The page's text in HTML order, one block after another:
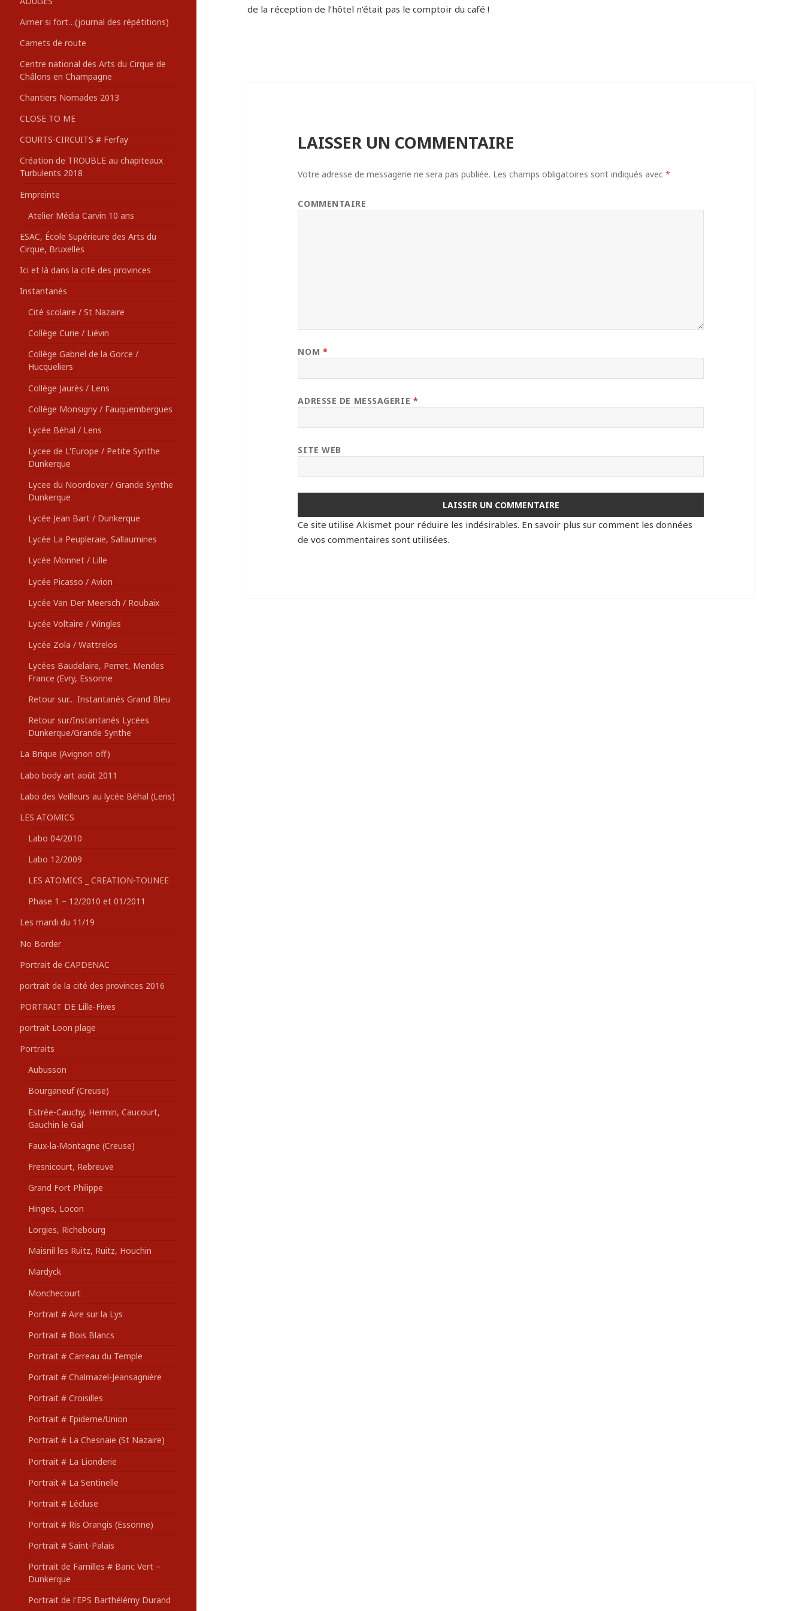
:Aimer si fort…(journal des répétitions)
Carnets de route
Centre national des Arts du Cirque de
Châlons en Champagne
Chantiers Nomades 2013
CLOSE TO ME
COURTS-CIRCUITS # Ferfay
Création de TROUBLE au chapiteaux
Turbulents 2018
Empreinte
Atelier Média Carvin 10 ans
ESAC, École Supérieure des Arts du
Cirque, Bruxelles
Ici et là dans la cité des provinces
Instantanés
Cité scolaire / St Nazaire
Collège Curie / Liévin
Collège Gabriel de la Gorce /
Hucqueliers
Collège Jaurès / Lens
Collège Monsigny / Fauquembergues
Lycée Béhal / Lens
Lycee de L'Europe / Petite Synthe
Dunkerque
Lycee du Noordover / Grande Synthe
Dunkerque
Lycée Jean Bart / Dunkerque
Lycée La Peupleraie, Sallaumines
Lycée Monnet / Lille
Lycée Picasso / Avion
Lycée Van Der Meersch / Roubaix
Lycée Voltaire / Wingles
Lycée Zola / Wattrelos
Lycées Baudelaire, Perret, Mendes
France (Evry, Essonne
Retour sur… Instantanés Grand Bleu
Retour sur/Instantanés Lycées
Dunkerque/Grande Synthe
La Brique (Avignon off)
Labo body art août 2011
Labo des Veilleurs au lycée Béhal (Lens)
LES ATOMICS
Labo 04/2010
Labo 12/2009
LES ATOMICS _ CREATION-TOUNEE
Phase 1 – 12/2010 et 01/2011
Les mardi du 11/19
No Border
Portrait de CAPDENAC
portrait de la cité des provinces 2016
PORTRAIT DE Lille-Fives
portrait Loon plage
Portraits
Aubusson
Bourganeuf (Creuse)
Estrée-Cauchy, Hermin, Caucourt,
Gauchin le Gal
Faux-la-Montagne (Creuse)
Fresnicourt, Rebreuve
Grand Fort Philippe
Hinges, Locon
Lorgies, Richebourg
Maisnil les Ruitz, Ruitz, Houchin
Mardyck
Monchecourt
Portrait # Aire sur la Lys
Portrait # Bois Blancs
Portrait # Carreau du Temple
Portrait # Chalmazel-Jeansagnière
Portrait # Croisilles
Portrait # Epideme/Union
Portrait # La Chesnaie (St Nazaire)
Portrait # La Lionderie
Portrait # La Sentinelle
Portrait # Lécluse
Portrait # Ris Orangis (Essonne)
Portrait # Saint-Palais
Portrait de Familles # Banc Vert –
Dunkerque
Portrait de l'EPS Barthélémy Durand
de la réception de l’hôtel n’était pas le comptoir du café !
LAISSER UN COMMENTAIRE
Votre adresse de messagerie ne sera pas publiée. Les champs obligatoires sont indiqués avec*
COMMENTAIRE
NOM *
ADRESSE DE MESSAGERIE *
SITE WEB
Ce site utilise Akismet pour réduire les indésirables. En savoir plus sur comment les données
de vos commentaires sont utilisées.